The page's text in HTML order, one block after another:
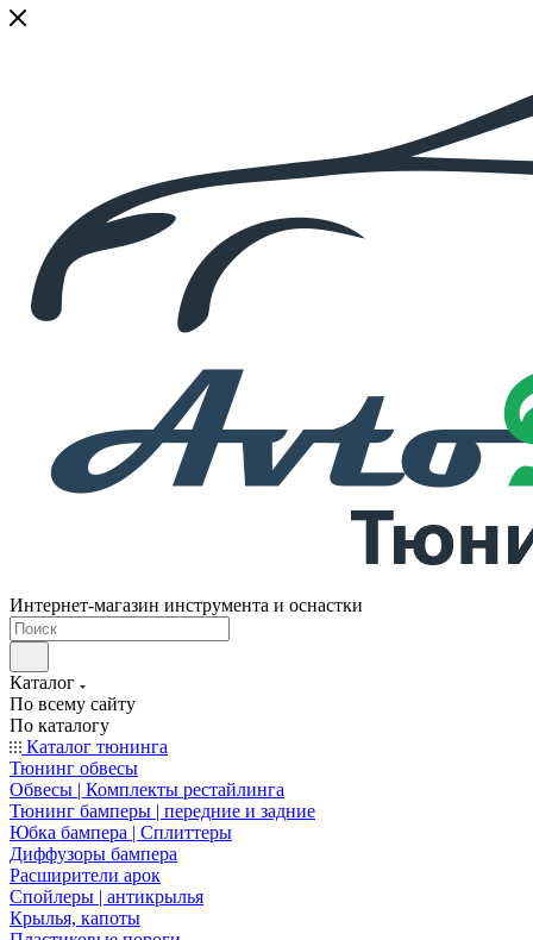
Интернет-магазин инструмента и оснастки
Каталог
По всему сайту
По каталогу
Каталог тюнинга
Тюнинг обвесы
Обвесы | Комплекты рестайлинга
Тюнинг бамперы | передние и задние
Юбка бампера | Сплиттеры
Диффузоры бампера
Расширители арок
Спойлеры | антикрылья
Крылья, капоты